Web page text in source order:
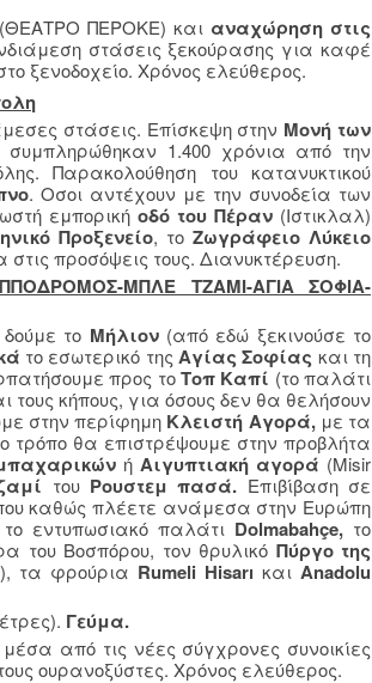
ΠΕΡΟΚΕ) και αναχώρηση στις
στάσεις ξεκούρασης για καφέ
ξενοδοχείο. Χρόνος ελεύθερος.
στάσεις. Επίσκεψη στην Μονή των
1.400 χρόνια από την
Παρακολούθηση του κατανυκτικού
. Οσοι αντέχουν με την συνοδεία των
εμπορική οδό του Πέραν(Ιστικλαλ)
Προξενείο, το Ζωγράφειο Λύκειο
προσόψεις τους. Διανυκτέρευση.
ΜΠΛΕ ΤΖΑΜΙ-ΑΓΙΑ ΣΟΦΙΑ-
το Μήλιον (από εδώ ξεκινούσε το
το εσωτερικό της Αγίας Σοφίας και τη
προς τοΤοπ Καπί (το παλάτι
τους κήπους, για όσους δεν θα θελήσουν
στην περίφημη Κλειστή Αγορά,με τα
τρόπο θα επιστρέψουμε στην προβλήτα
ή Αιγυπτιακή αγορά (Misir
του Ρουστεμ πασά. Επιβίβαση σε
καθώς πλέετε ανάμεσα στην Ευρώπη
εντυπωσιακό παλάτι Dolmabahçe, το
Βοσπόρου, τον θρυλικό Πύργο της
τα φρούρια Rumeli Hisarı και Anadolu
Γεύμα.
από τις νέες σύγχρονες συνοικίες
ουρανοξύστες. Χρόνος ελεύθερος.